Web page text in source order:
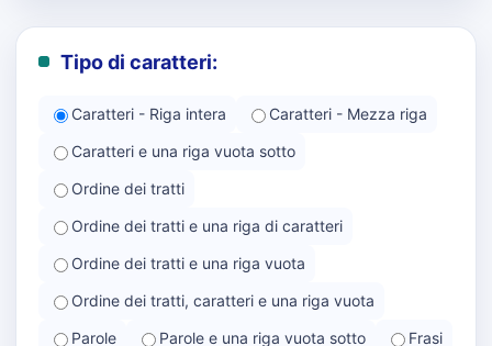
Tipo di caratteri:
Caratteri - Riga intera
Caratteri - Mezza riga
Caratteri e una riga vuota sotto
Ordine dei tratti
Ordine dei tratti e una riga di caratteri
Ordine dei tratti e una riga vuota
Ordine dei tratti, caratteri e una riga vuota
Parole
Parole e una riga vuota sotto
Frasi